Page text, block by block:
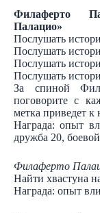
Филаферто
Палацио»
Послушать
Послушать
Послушать
Послушать
За спиной
поговорите с
метка приведет к
Награда: опыт
дружба 20,
Филаферто
Найти хвастуна
Награда: опыт